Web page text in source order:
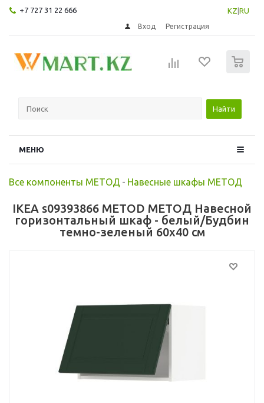
+7 727 31 22 666 KZ RU
Вход Регистрация
Найти
МЕНЮ
Все компоненты МЕТОД - Навесные шкафы МЕТОД
IKEA s09393866 METOD МЕТОД Навесной
горизонтальный шкаф - белый/Будбин
темно-зеленый 60x40 см